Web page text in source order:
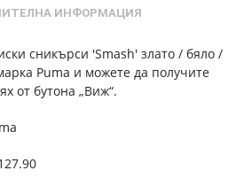
ИНФОРМАЦИЯ
сникърси 'Smash' злато / бяло /
Puma и можете да получите
от бутона „Виж“.